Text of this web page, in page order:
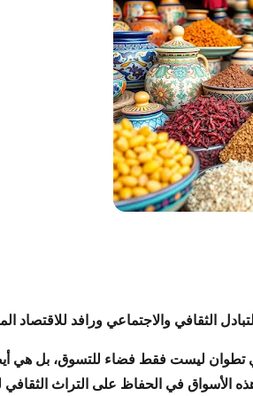
الثقافي والاجتماعي ورافد للاقتصاد
تطوان ليست فقط فضاء للتسوق، بل هي
الأسواقفي الحفاظ على التراث الثقافي